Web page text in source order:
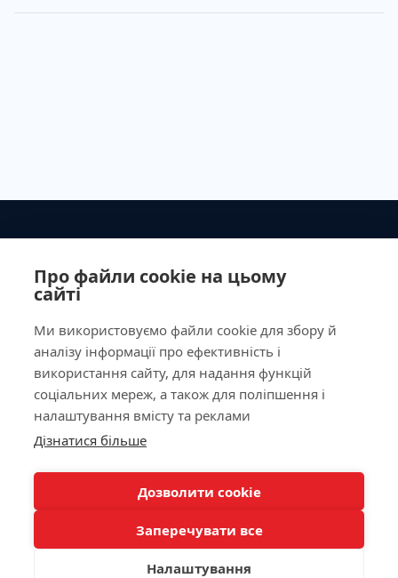
Про файли cookie на цьому
сайті
Ми використовуємо файли cookie для збору й
аналізу інформації про ефективність і
використання сайту, для надання функцій
соціальних мереж, а також для поліпшення і
налаштування вмісту та реклами
Дізнатися більше
Дозволити cookie
Заперечувати все
Налаштування
September 23, 2011
Our Address
Laboratory
For Patients
Doctor appointment
Autoimmunology /